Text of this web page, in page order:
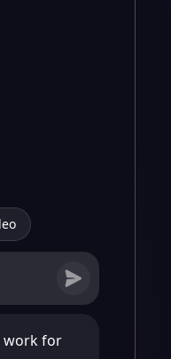
work for